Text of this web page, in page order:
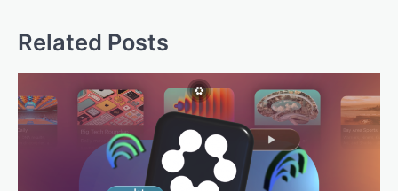
Related Posts